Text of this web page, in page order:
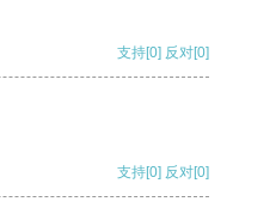
支持[0] 反对[0]
支持[0] 反对[0]